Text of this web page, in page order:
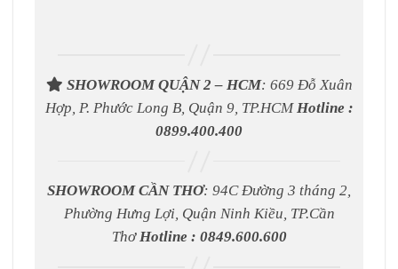
SHOWROOM QUẬN 2 – HCM: 669 Đỗ Xuân
Hợp, P. Phước Long B, Quận 9, TP.HCM Hotline :
0899.400.400
SHOWROOM CẦN THƠ: 94C Đường 3 tháng 2,
Phường Hưng Lợi, Quận Ninh Kiều, TP.Cần
ThơHotline : 0849.600.600